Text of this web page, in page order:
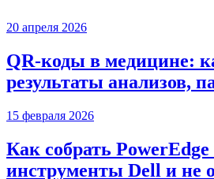
20 апреля 2026
QR-коды в медицине:
результаты анализов,
15 февраля 2026
Как собрать
инструменты Dell и не